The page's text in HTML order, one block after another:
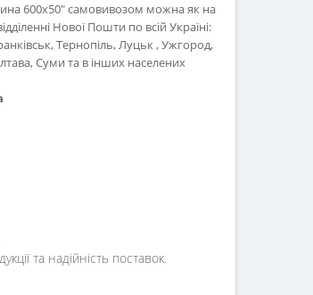
600х50" самовивозом можна як на
Нової Пошти по всій Україні:
Тернопіль, Луцьк , Ужгород,
Суми та в інших населених
та надійність поставок.